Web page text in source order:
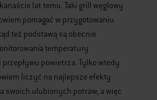
lat temu. Taki grill węglowy
pomagać w przygotowaniu
też podstawą są obecnie
temperatury
przepływu powietrza. Tylko wtedy
liczyć na najlepsze efekty
swoich ulubionych potraw, a więc